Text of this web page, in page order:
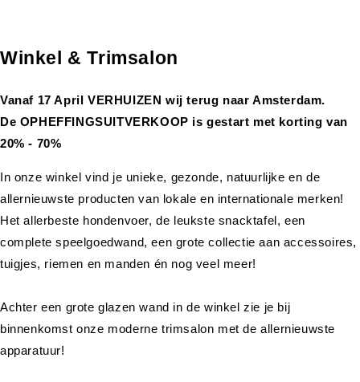
Winkel & Trimsalon
Vanaf 17 April VERHUIZEN wij terug naar Amsterdam.
De OPHEFFINGSUITVERKOOP is gestart met korting van
20% - 70%
In onze winkel vind je unieke, gezonde, natuurlijke en de
allernieuwste producten van lokale en internationale merken!
Het allerbeste hondenvoer, de leukste snacktafel, een
complete speelgoedwand, een grote collectie aan accessoires,
tuigjes, riemen en manden én nog veel meer!
Achter een grote glazen wand in de winkel zie je bij
binnenkomst onze moderne trimsalon met de allernieuwste
apparatuur!